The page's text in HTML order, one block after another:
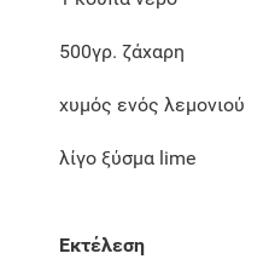
500γρ. ζάχαρη
χυμός ενός λεμονιού
λίγο ξύσμα lime
Εκτέλεση